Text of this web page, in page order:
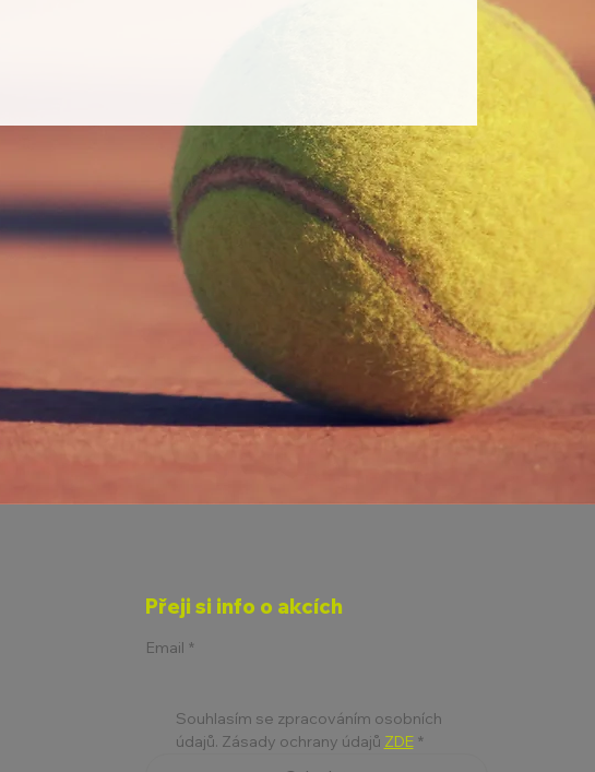
Přeji si info o akcích
Email *
Souhlasím se zpracováním osobních
údajů. Zásady ochrany údajů ZDE *